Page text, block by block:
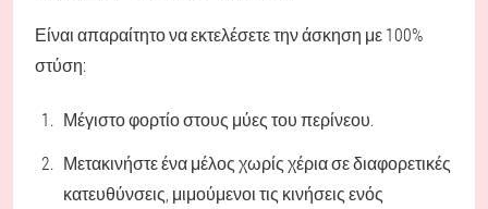
Είναι απαραίτητο να εκτελέσετε την άσκηση με 100%
στύση:
Μέγιστο φορτίο στους μύες του περίνεου.
Μετακινήστε ένα μέλος χωρίς χέρια σε διαφορετικές
κατευθύνσεις, μιμούμενοι τις κινήσεις ενός